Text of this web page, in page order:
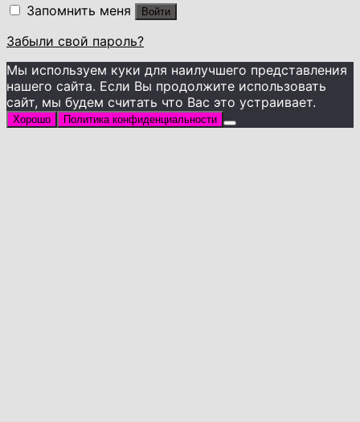
Запомнить меня
Войти
Забыли свой пароль?
Мы используем куки для наилучшего представления
нашего сайта. Если Вы продолжите использовать
сайт, мы будем считать что Вас это устраивает.
Хорошо Политика конфиденциальности